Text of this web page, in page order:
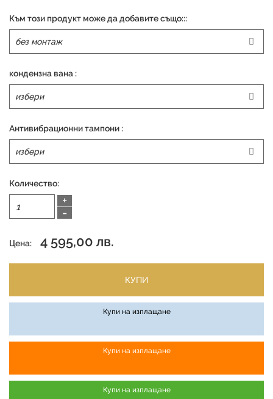
Към този продукт може да добавите също:::
кондензна вана :
Антивибрационни тампони :
Количество:
+
-
Цена: 4 595,00 лв.
КУПИ
Купи на изплащане
Купи на изплащане
Купи на изплащане